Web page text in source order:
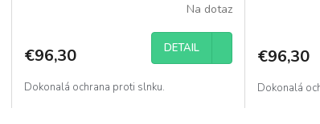
Na dotaz
€96,30 DETAIL
Dokonalá ochrana proti slnku.
€96,30
Dokonalá